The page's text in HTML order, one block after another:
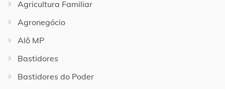
Agricultura Familiar
Agronegócio
Alô MP
Bastidores
Bastidores do Poder